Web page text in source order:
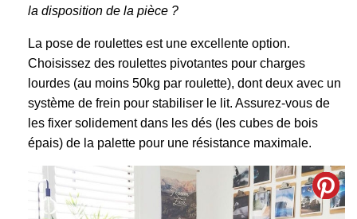
la disposition de la pièce ?
La pose de roulettes est une excellente option.
Choisissez des roulettes pivotantes pour charges
lourdes (au moins 50kg par roulette), dont deux avec un
système de frein pour stabiliser le lit. Assurez-vous de
les fixer solidement dans les dés (les cubes de bois
épais) de la palette pour une résistance maximale.